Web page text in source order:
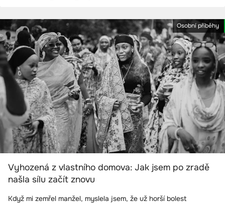
Osobní příběhy
Vyhozená z vlastního domova: Jak jsem po zradě
našla sílu začít znovu
Když mi zemřel manžel, myslela jsem, že už horší bolest